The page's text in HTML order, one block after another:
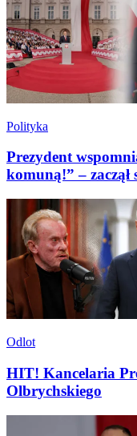
Polityka
Prezydent
komuną!” – zaczął
Odlot
HIT! Kancelaria
Olbrychskiego